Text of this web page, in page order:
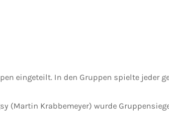
eingeteilt. In den Gruppen spielte jeder
(Martin Krabbemeyer) wurde